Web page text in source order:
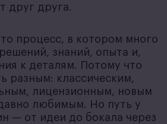
друг друга.
процесс, в котором много
знаний, опыта и,
к деталям. Потому что
разным: классическим,
лицензионным, новым
любимым. Но путь у
— от идеи до бокала через